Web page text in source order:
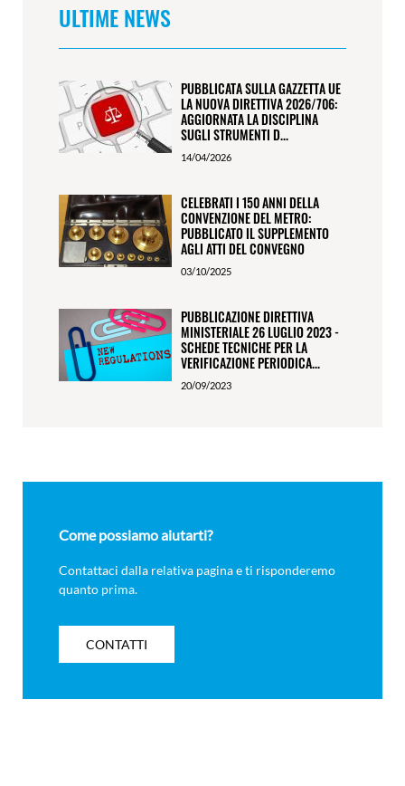
ULTIME NEWS
PUBBLICATA SULLA GAZZETTA UE
LA NUOVA DIRETTIVA 2026/706:
AGGIORNATA LA DISCIPLINA
SUGLI STRUMENTI D...
14/04/2026
CELEBRATI I 150 ANNI DELLA
CONVENZIONE DEL METRO:
PUBBLICATO IL SUPPLEMENTO
AGLI ATTI DEL CONVEGNO
03/10/2025
PUBBLICAZIONE DIRETTIVA
MINISTERIALE 26 LUGLIO 2023 -
SCHEDE TECNICHE PER LA
VERIFICAZIONE PERIODICA...
20/09/2023
Come possiamo aiutarti?
Contattaci dalla relativa pagina e ti risponderemo
quanto prima.
CONTATTI